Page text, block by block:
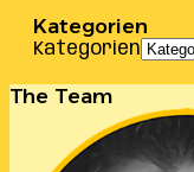
Kategorien
Kategorien
The Team